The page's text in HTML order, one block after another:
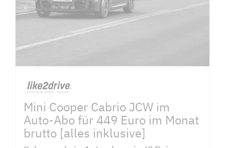
Mini Cooper Cabrio JCW im
Auto-Abo für 449 Euro im Monat
brutto [alles inklusive]